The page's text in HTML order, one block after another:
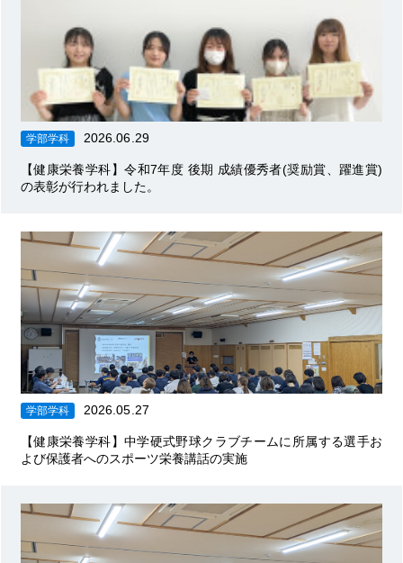
学部学科 2026.06.29
【健康栄養学科】令和7年度 後期 成績優秀者(奨励賞、躍進賞)
の表彰が行われました。
学部学科 2026.05.27
【健康栄養学科】中学硬式野球クラブチームに所属する選手お
よび保護者へのスポーツ栄養講話の実施